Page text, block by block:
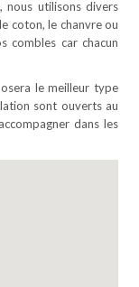
nous utilisons divers
coton, le chanvre ou
combles car chacun
le meilleur type
sont ouverts au
dans les